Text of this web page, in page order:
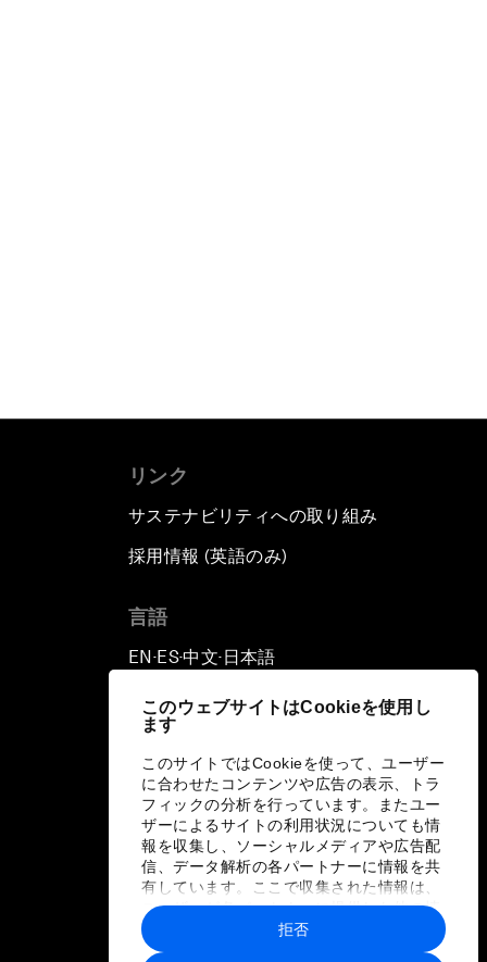
このウェブサイトはCookieを使用し
ます
このサイトではCookieを使って、ユーザー
に合わせたコンテンツや広告の表示、トラ
フィックの分析を行っています。またユー
ザーによるサイトの利用状況についても情
報を収集し、ソーシャルメディアや広告配
信、データ解析の各パートナーに情報を共
有しています。ここで収集された情報は、
ユーザーが各パートナーに提供した他の情
報や各パートナーのサービスを使用した際
に収集された情報と組み合わされ、各パー
拒否
リンク
サステナビリティへの取り組み
採用情報 (英語のみ)
言語
EN ▪ ES▪中文▪ 日本語